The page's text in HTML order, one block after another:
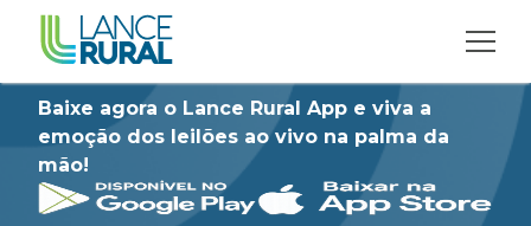
Baixe agora o Lance Rural App e viva a
emoção dos leilões ao vivo na palma da
mão!